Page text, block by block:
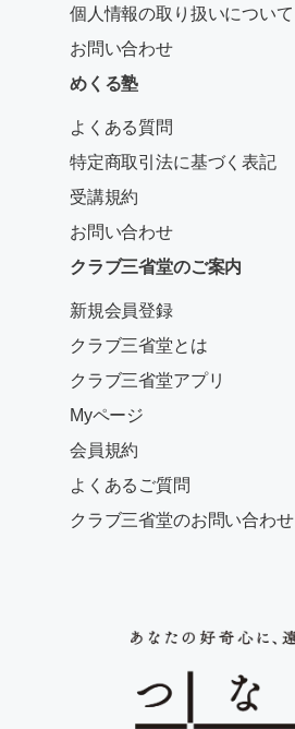
個人情報の取り扱いについて
お問い合わせ
めくる塾
よくある質問
特定商取引法に基づく表記
受講規約
お問い合わせ
クラブ三省堂のご案内
新規会員登録
クラブ三省堂とは
クラブ三省堂アプリ
Myページ
会員規約
よくあるご質問
クラブ三省堂のお問い合わせ